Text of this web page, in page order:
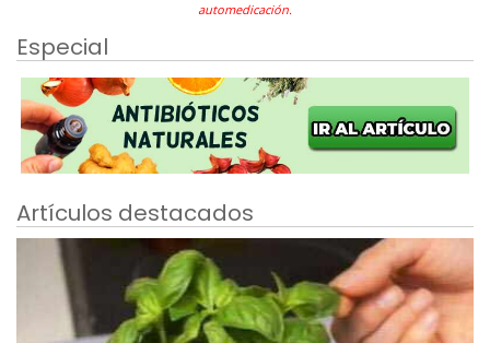
automedicación.
Especial
Artículos destacados